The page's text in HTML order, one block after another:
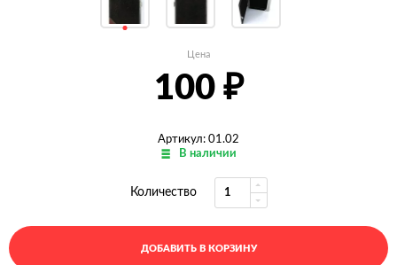
Цена
100 ₽
Артикул: 01.02
В наличии
Количество
ДОБАВИТЬ В КОРЗИНУ